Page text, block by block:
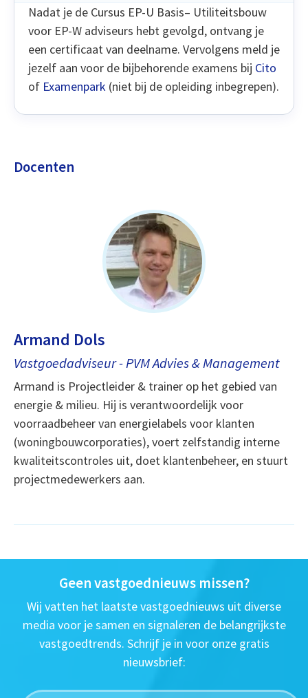
Nadat je de Cursus EP-U Basis– Utiliteitsbouw
voor EP-W adviseurs hebt gevolgd, ontvang je
een certificaat van deelname. Vervolgens meld je
jezelf aan voor de bijbehorende examens bij Cito
of Examenpark (niet bij de opleiding inbegrepen).
Docenten
Armand Dols
Vastgoedadviseur - PVM Advies & Management
Armand is Projectleider & trainer op het gebied van
energie & milieu. Hij is verantwoordelijk voor
voorraadbeheer van energielabels voor klanten
(woningbouwcorporaties), voert zelfstandig interne
kwaliteitscontroles uit, doet klantenbeheer, en stuurt
projectmedewerkers aan.
Geen vastgoednieuws missen?
Wij vatten het laatste vastgoednieuws uit diverse
media voor je samen en signaleren de belangrijkste
vastgoedtrends. Schrijf je in voor onze gratis
nieuwsbrief: